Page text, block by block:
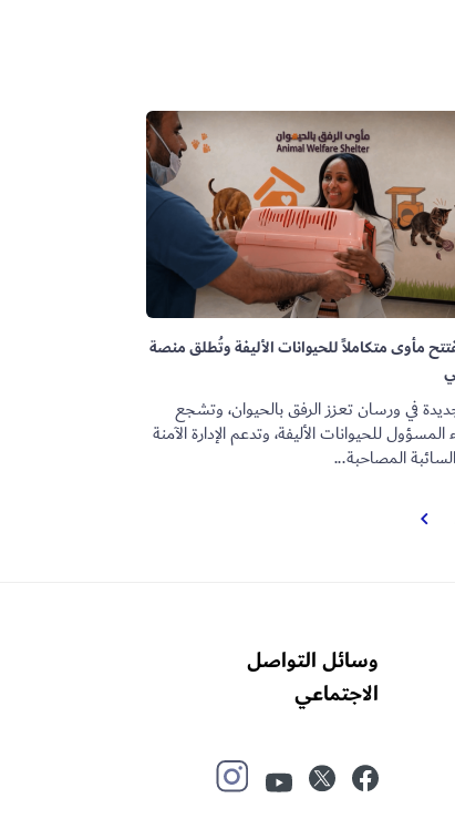
مأوى متكاملاً للحيوانات الأليفة وتُطلق منصة
في ورسان تعزز الرفق بالحيوان، وتشجع
المسؤول للحيوانات الأليفة، وتدعم الإدارة الآمنة
المصاحبة...
بلدية
وسائل التواصل
الاجتماعي